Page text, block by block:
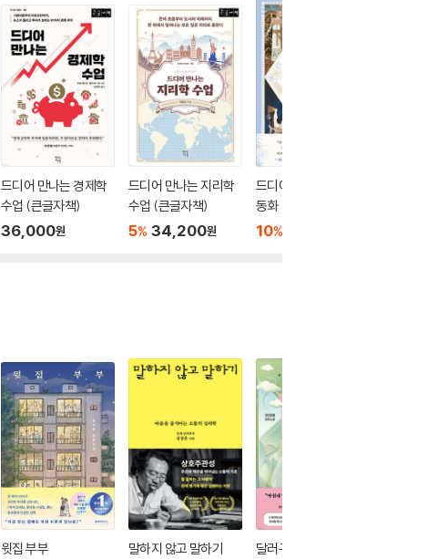
드디어 만나는 경제학
수업 (큰글자책)
36,000원
드디어 만나는 지리학
수업 (큰글자책)
5% 34,200원
드디어 만나는 북유럽
동화
10%
윗집 부부 말하지 않고 말하기 달러구트 꿈 백화점 0